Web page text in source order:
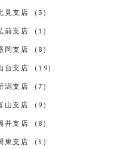
見支店 (3)
前支店 (1)
岡支店 (8)
台支店 (19)
潟支店 (7)
山支店 (9)
井支店 (8)
東支店 (5)